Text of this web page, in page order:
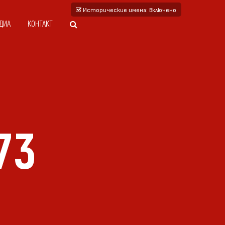
Исторические имена: Включено
КОНТАКТ